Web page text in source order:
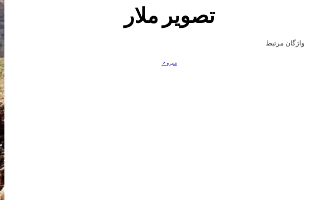
تصویر ملار
واژگان مرتبط
مَنیره ↗